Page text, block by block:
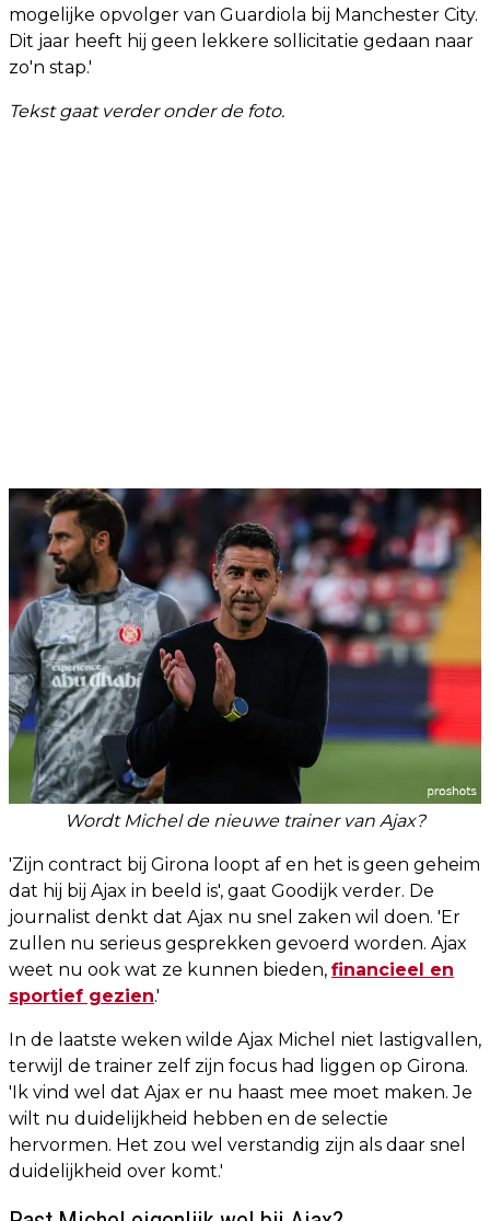
mogelijke opvolger van Guardiola bij Manchester City.
Dit jaar heeft hij geen lekkere sollicitatie gedaan naar
zo'n stap.'
Tekst gaat verder onder de foto.
Wordt Michel de nieuwe trainer van Ajax?
'Zijn contract bij Girona loopt af en het is geen geheim
dat hij bij Ajax in beeld is', gaat Goodijk verder. De
journalist denkt dat Ajax nu snel zaken wil doen. 'Er
zullen nu serieus gesprekken gevoerd worden. Ajax
weet nu ook wat ze kunnen bieden, financieel en
sportief gezien.'
In de laatste weken wilde Ajax Michel niet lastigvallen,
terwijl de trainer zelf zijn focus had liggen op Girona.
'Ik vind wel dat Ajax er nu haast mee moet maken. Je
wilt nu duidelijkheid hebben en de selectie
hervormen. Het zou wel verstandig zijn als daar snel
duidelijkheid over komt.'